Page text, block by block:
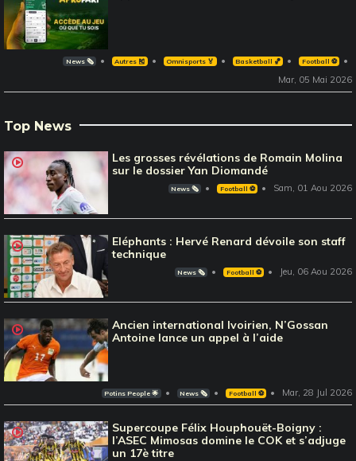
News 🗞️ Autres 🎽 Omnisports 🏅 Basketball 🏀 Football ⚽️
Mar, 05 Mai 2026
Top News
Les grosses révélations de Romain Molina
sur le dossier Yan Diomandé
News 🗞️ Football ⚽️ Sam, 01 Aou 2026
Eléphants : Hervé Renard dévoile son staff
technique
News 🗞️ Football ⚽️ Jeu, 06 Aou 2026
Ancien international Ivoirien, N’Gossan
Antoine lance un appel à l’aide
Potins People 🌟 News 🗞️ Football ⚽️ Mar, 28 Jul 2026
Supercoupe Félix Houphouët-Boigny :
l’ASEC Mimosas domine le COK et s’adjuge
un 17è titre